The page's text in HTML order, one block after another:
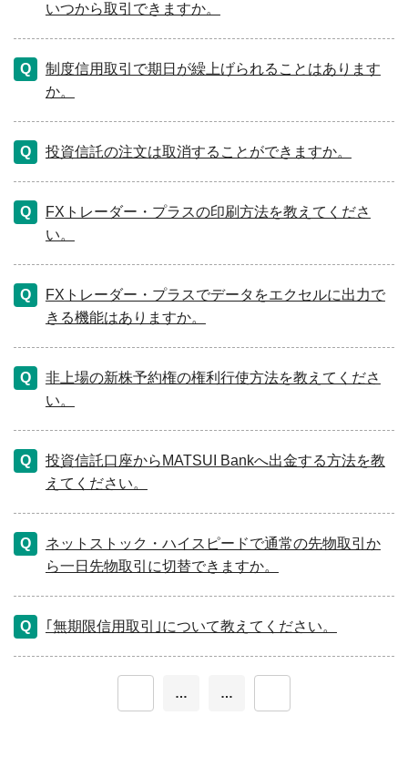
いつから取引できますか。
制度信用取引で期日が繰上げられることはあります
か。
投資信託の注文は取消することができますか。
FXトレーダー・プラスの印刷方法を教えてくださ
い。
FXトレーダー・プラスでデータをエクセルに出力で
きる機能はありますか。
非上場の新株予約権の権利行使方法を教えてくださ
い。
投資信託口座からMATSUI Bankへ出金する方法を教
えてください。
ネットストック・ハイスピードで通常の先物取引か
ら一日先物取引に切替できますか。
｢無期限信用取引｣について教えてください。
… …